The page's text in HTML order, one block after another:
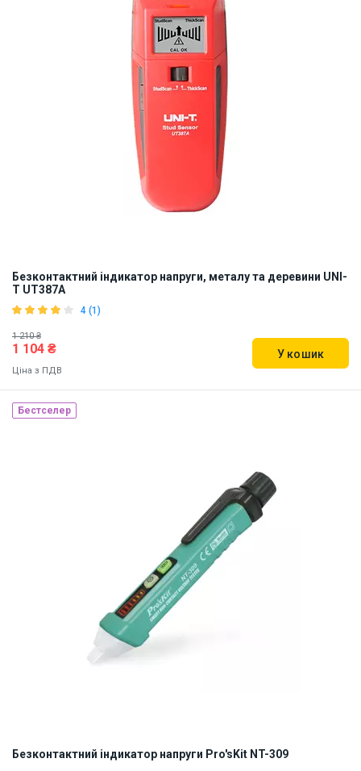
Безконтактний індикатор напруги, металу та деревини UNI-
T UT387A
4 (1)
1 210 ₴
1 104 ₴
Ціна з ПДВ
У кошик
Наявність на складі:
Бестселер
Безконтактний індикатор напруги Pro'sKit NT-309